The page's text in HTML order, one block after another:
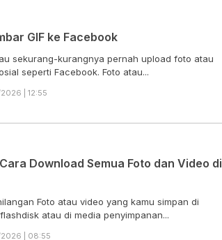
GIF ke Facebook
sekurang-kurangnya pernah upload foto atau
seperti Facebook. Foto atau...
| 12:55
Download Semua Foto dan Video di
Foto atau video yang kamu simpan di
atau di media penyimpanan...
| 08:55